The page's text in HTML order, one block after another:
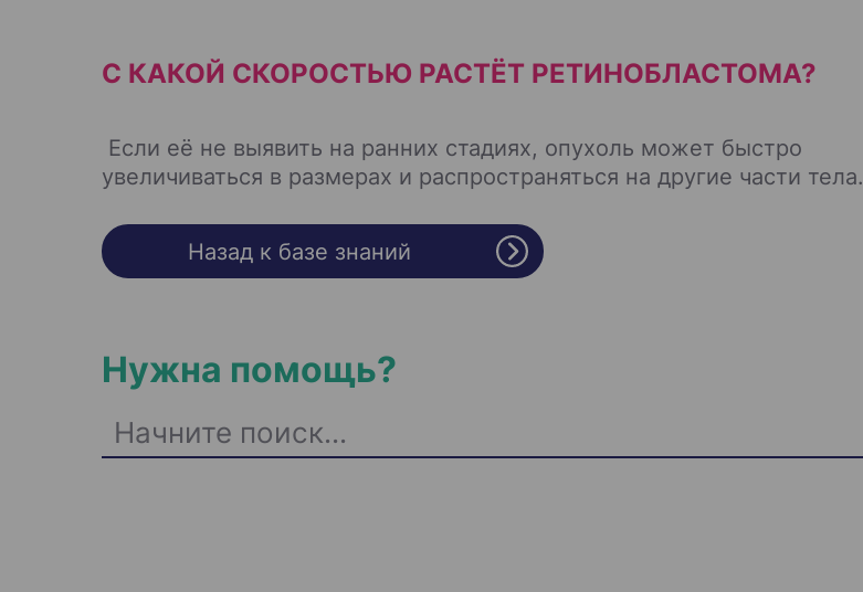
С КАКОЙ СКОРОСТЬЮ РАСТЁТ РЕТИНОБЛАСТОМА?
Если её не выявить на ранних стадиях, опухоль может быстро
увеличиваться в размерах и распространяться на другие части тела.
Назад к базе знаний
Нужна помощь?